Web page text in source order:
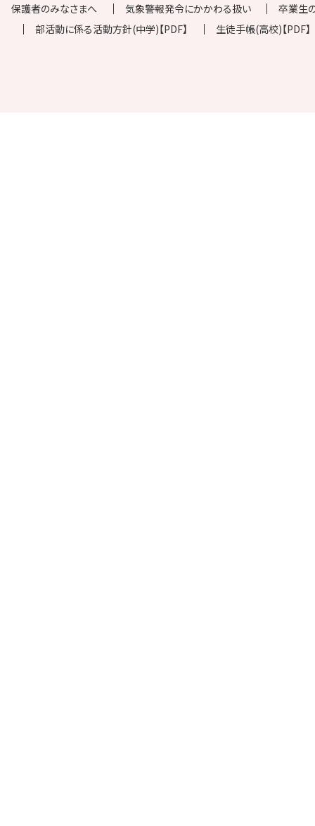
保護者のみなさまへ 気象警報発令にかかわる扱い
卒業生
部活動に係る活動方針(中学)【PDF】
生徒手帳(高校)【PDF】